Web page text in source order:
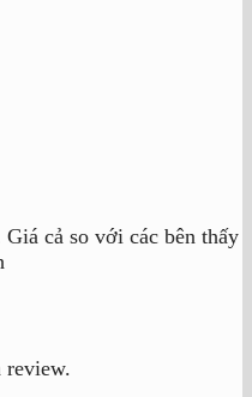
cả so với các bên thấy
review.